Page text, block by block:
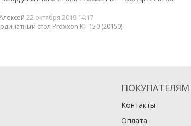
22 октября 2019 14:17
стол Proxxon KT-150 (20150)
ПОКУПАТЕЛЯМ
Контакты
Оплата